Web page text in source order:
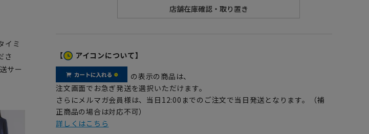
イミ
さ
サー
【 アイコンについて】
の表示の商品は、
注文画面でお急ぎ発送を選択いただけます。
さらにメルマガ会員様は、当日12:00までのご注文で当日発送となります。（補
正商品の場合は対応不可）
詳しくはこちら